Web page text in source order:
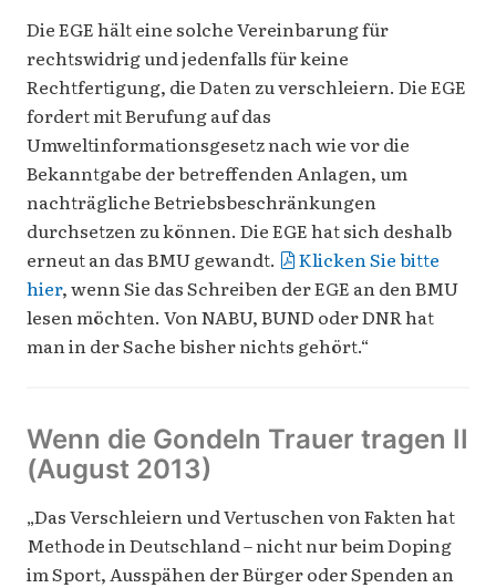
Die EGE hält eine solche Vereinbarung für
rechtswidrig und jedenfalls für keine
Rechtfertigung, die Daten zu verschleiern. Die EGE
fordert mit Berufung auf das
Umweltinformationsgesetz nach wie vor die
Bekanntgabe der betreffenden Anlagen, um
nachträgliche Betriebsbeschränkungen
durchsetzen zu können. Die EGE hat sich deshalb
erneut an das BMU gewandt.
Klicken Sie bitte
hier, wenn Sie das Schreiben der EGE an den BMU
lesen möchten. Von NABU, BUND oder DNR hat
man in der Sache bisher nichts gehört.“
Wenn die Gondeln Trauer tragen II
(August 2013)
„Das Verschleiern und Vertuschen von Fakten hat
Methode in Deutschland – nicht nur beim Doping
im Sport, Ausspähen der Bürger oder Spenden an